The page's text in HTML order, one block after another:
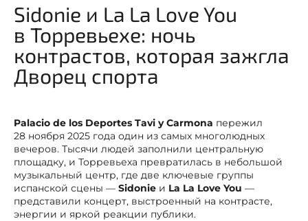
Sidonie и La La Love You
в Торревьехе: ночь
контрастов, которая зажгла
Дворец спорта
Palacio de los Deportes Tavi y Carmona пережил
28 ноября 2025 года один из самых многолюдных
вечеров. Тысячи людей заполнили центральную
площадку, и Торревьеха превратилась в небольшой
музыкальный центр, где две ключевые группы
испанской сцены — Sidonie и La La Love You —
представили концерт, выстроенный на контрасте,
энергии и яркой реакции публики.